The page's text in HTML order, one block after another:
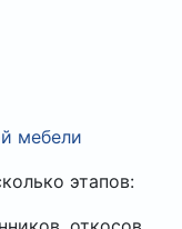
мебели
этапов: